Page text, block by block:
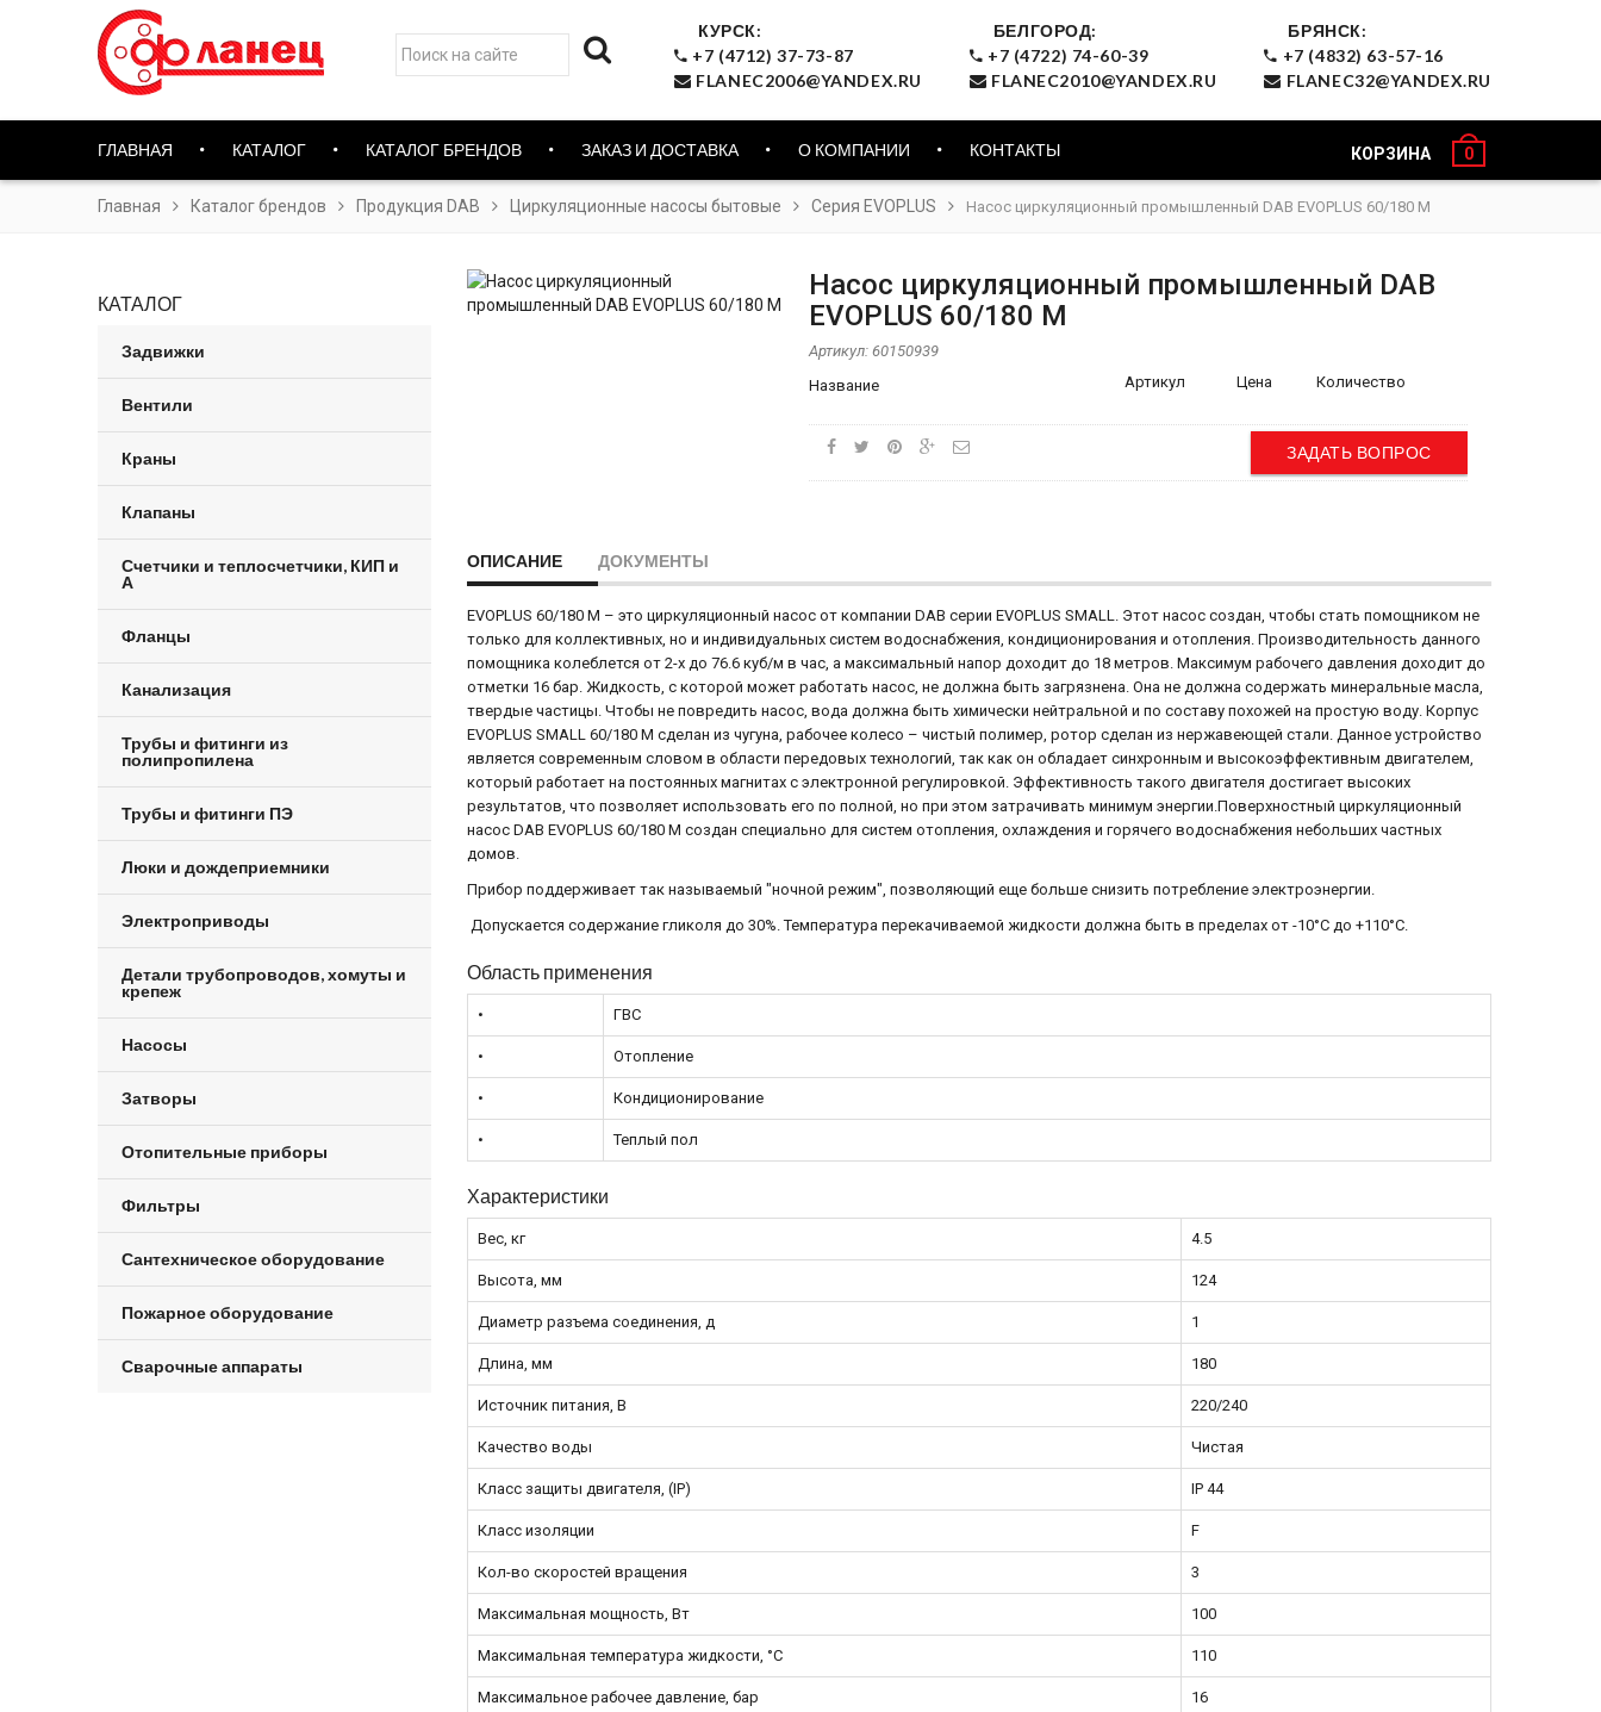
КУРСК:
+7 (4712) 37-73-87
FLANEC2006@YANDEX.RU
БЕЛГОРОД:
+7 (4722) 74-60-39
FLANEC2010@YANDEX.RU
БРЯНСК:
+7 (4832) 63-57-16
FLANEC32@YANDEX.RU
ГЛАВНАЯ КАТАЛОГ КАТАЛОГ БРЕНДОВ ЗАКАЗ И ДОСТАВКА О КОМПАНИИ КОНТАКТЫ КОРЗИНА 0
Главная Каталог брендов Продукция DAB Циркуляционные насосы бытовые Серия EVOPLUS Насос циркуляционный промышленный DAB EVOPLUS 60/180 M
КАТАЛОГ
Задвижки
Вентили
Краны
Клапаны
Счетчики и теплосчетчики, КИП и
А
Фланцы
Канализация
Трубы и фитинги из
полипропилена
Трубы и фитинги ПЭ
Люки и дождеприемники
Электроприводы
Детали трубопроводов, хомуты и
крепеж
Насосы
Затворы
Отопительные приборы
Фильтры
Сантехническое оборудование
Пожарное оборудование
Сварочные аппараты
Насос циркуляционный промышленный DAB
EVOPLUS 60/180 M
Артикул: 60150939
Название
Артикул Цена Количество
ЗАДАТЬ ВОПРОС
ОПИСАНИЕ ДОКУМЕНТЫ
EVOPLUS 60/180 M – это циркуляционный насос от компании DAB серии EVOPLUS SMALL. Этот насос создан, чтобы стать помощником не
только для коллективных, но и индивидуальных систем водоснабжения, кондиционирования и отопления. Производительность данного
помощника колеблется от 2-х до 76.6 куб/м в час, а максимальный напор доходит до 18 метров. Максимум рабочего давления доходит до
отметки 16 бар. Жидкость, с которой может работать насос, не должна быть загрязнена. Она не должна содержать минеральные масла,
твердые частицы. Чтобы не повредить насос, вода должна быть химически нейтральной и по составу похожей на простую воду. Корпус
EVOPLUS SMALL 60/180 M сделан из чугуна, рабочее колесо – чистый полимер, ротор сделан из нержавеющей стали. Данное устройство
является современным словом в области передовых технологий, так как он обладает синхронным и высокоэффективным двигателем,
который работает на постоянных магнитах с электронной регулировкой. Эффективность такого двигателя достигает высоких
результатов, что позволяет использовать его по полной, но при этом затрачивать минимум энергии.Поверхностный циркуляционный
насос DAB EVOPLUS 60/180 M создан специально для систем отопления, охлаждения и горячего водоснабжения небольших частных
домов.
Прибор поддерживает так называемый "ночной режим", позволяющий еще больше снизить потребление электроэнергии.
Допускается содержание гликоля до 30%. Температура перекачиваемой жидкости должна быть в пределах от -10°С до +110°С.
Область применения
• ГВС
• Отопление
• Кондиционирование
• Теплый пол
Характеристики
Вес, кг 4.5
Высота, мм 124
Диаметр разъема соединения, д 1
Длина, мм 180
Источник питания, В 220/240
Качество воды Чистая
Класс защиты двигателя, (IP) IP 44
Класс изоляции F
Кол-во скоростей вращения 3
Максимальная мощность, Вт 100
Максимальная температура жидкости, °С 110
Максимальное рабочее давление, бар 16